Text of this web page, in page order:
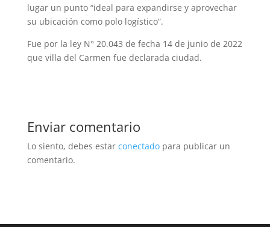
lugar un punto “ideal para expandirse y aprovechar
su ubicación como polo logístico”.
Fue por la ley N° 20.043 de fecha 14 de junio de 2022
que villa del Carmen fue declarada ciudad.
Enviar comentario
Lo siento, debes estar conectadopara publicar un
comentario.